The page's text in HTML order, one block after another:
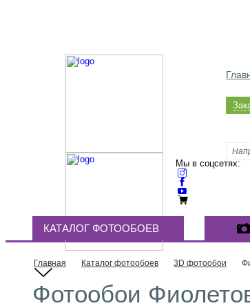
Мы в соцсетях:
КАТАЛОГ ФОТООБОЕВ
Главная Каталог фотообоев 3D фотообои
Фотообои